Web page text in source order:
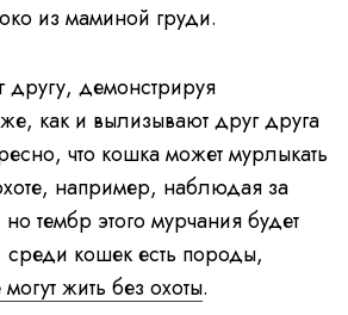
из маминой груди.
другу, демонстрируя
как и вылизывают друг друга
что кошка может мурлыкать
например, наблюдая за
тембр этого мурчания будет
среди кошек есть породы,
могут жить без охоты.